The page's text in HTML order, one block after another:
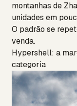
montanhas de
unidades em
O padrão se
venda.
Hypershell: a
categoria